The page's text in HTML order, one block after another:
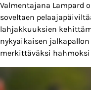
Valmentajana Lampard
soveltaen
lahjakkuuksien
nykyaikaisen
merkittäväksi